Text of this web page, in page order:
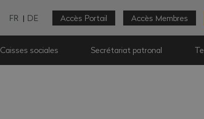
FR DE Accès Portail Accès Membres
Caisses sociales Secrétariat patronal